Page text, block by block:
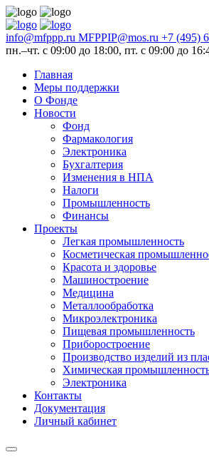
info@mfppp.ru MFPPIP@mos.ru +7 (495)
пн.–чт. с 09:00 до 18:00, пт. с 09:00 до
Главная
Меры поддержки
О Фонде
Новости
Фонд
Фармакология
Электроника
Бухгалтерия
Изменения в НПА
Налоги
Промышленность
Финансы
Проекты
Легкая промышленность
Косметическая
Красота и здоровье
Машиностроение
Медицина
Металлообработка
Микроэлектроника
Пищевая промышленность
Приборостроение
Производство изделий из
Химическая
Электроника
Контакты
Документация
Личный кабинет